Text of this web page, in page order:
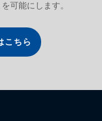
可能にします。
こちら